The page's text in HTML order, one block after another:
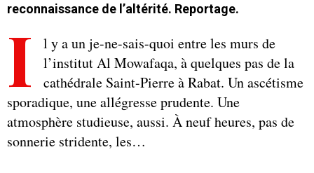
reconnaissance de l’altérité. Reportage.
I
l y a un je-ne-sais-quoi entre les murs de
l’institut Al Mowafaqa, à quelques pas de la
cathédrale Saint-Pierre à Rabat. Un ascétisme
sporadique, une allégresse prudente. Une
atmosphère studieuse, aussi. À neuf heures, pas de
sonnerie stridente, les…